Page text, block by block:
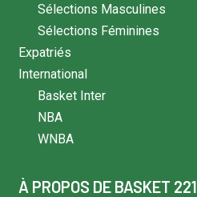
Sélections Masculines
Sélections Féminines
Expatriés
International
Basket Inter
NBA
WNBA
À PROPOS DE BASKET 221